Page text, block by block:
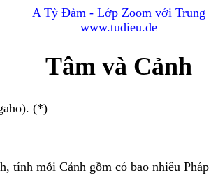
A Tỳ Đàm - Lớp Zoom với Trung
www.tudieu.de
Tâm và Cảnh
(*)
tính mỗi Cảnh gồm có bao nhiêu